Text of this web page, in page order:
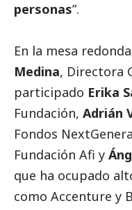
personas”.
En la mesa
Medina, Directora
participado Erika
Fundación, Adrián
Fondos
Fundación Afi y
que ha ocupado
como Accenture y